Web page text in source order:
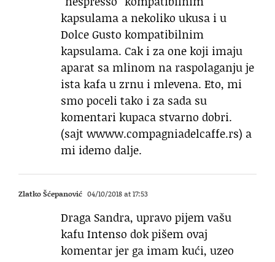
kapsulama a nekoliko ukusa i u
Dolce Gusto kompatibilnim
kapsulama. Cak i za one koji imaju
aparat sa mlinom na raspolaganju je
ista kafa u zrnu i mlevena. Eto, mi
smo poceli tako i za sada su
komentari kupaca stvarno dobri.
(sajt wwww.compagniadelcaffe.rs) a
mi idemo dalje.
Zlatko Šćepanović 04/10/2018 at 17:53
Draga Sandra, upravo pijem vašu
kafu Intenso dok pišem ovaj
komentar jer ga imam kući, uzeo